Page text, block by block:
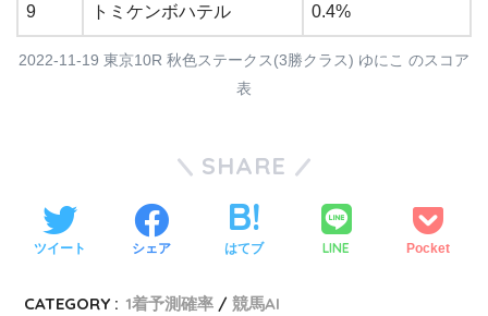
9 トミケンボハテル 0.4%
2022-11-19 東京10R 秋色ステークス(3勝クラス) ゆにこ のスコア
表
SHARE
ツイート シェア はてブ LINE Pocket
CATEGORY : 1着予測確率
競馬AI